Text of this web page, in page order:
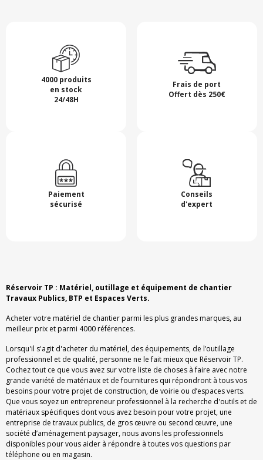
4000 produits
en stock
24/48H
Frais de port
Offert dès 250€
Paiement
sécurisé
Conseils
d'expert
Réservoir TP : Matériel, outillage et équipement de chantier
Travaux Publics, BTP et Espaces Verts.
Acheter votre matériel de chantier parmi les plus grandes marques, au
meilleur prix et parmi 4000 références.
Lorsqu'il s'agit d'acheter du matériel, des équipements, de l’outillage
professionnel et de qualité, personne ne le fait mieux que Réservoir TP.
Cochez tout ce que vous avez sur votre liste de choses à faire avec notre
grande variété de matériaux et de fournitures qui répondront à tous vos
besoins pour votre projet de construction, de voirie ou d’espaces verts.
Que vous soyez un entrepreneur professionnel à la recherche d'outils et de
matériaux spécifiques dont vous avez besoin pour votre projet, une
entreprise de travaux publics, de gros œuvre ou second œuvre, une
société d’aménagement paysager, nous avons les professionnels
disponibles pour vous aider à répondre à toutes vos questions par
téléphone ou en magasin.